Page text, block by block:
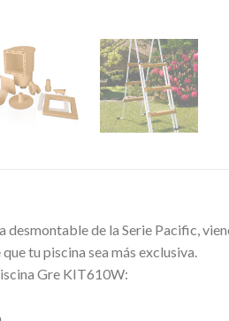
desmontable de la Serie Pacific,
tu piscina sea más exclusiva.
Gre KIT610W: